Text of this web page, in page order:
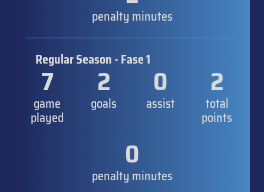
penalty minutes
Regular Season - Fase 1
7
game
played
2
goals
0
assist
2
total
points
0
penalty minutes